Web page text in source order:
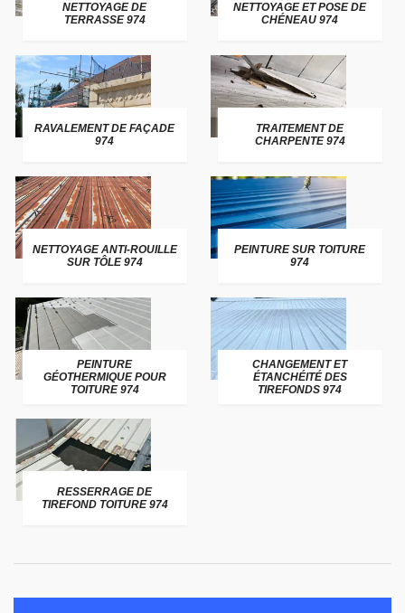
NETTOYAGE DE
TERRASSE 974
NETTOYAGE ET POSE DE
CHÉNEAU 974
RAVALEMENT DE FAÇADE
974
TRAITEMENT DE
CHARPENTE 974
NETTOYAGE ANTI-ROUILLE
SUR TÔLE 974
PEINTURE SUR TOITURE
974
PEINTURE
GÉOTHERMIQUE POUR
TOITURE 974
CHANGEMENT ET
ÉTANCHÉITÉ DES
TIREFONDS 974
RESSERRAGE DE
TIREFOND TOITURE 974